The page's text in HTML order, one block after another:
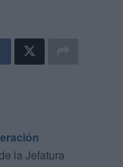
la Jefatura